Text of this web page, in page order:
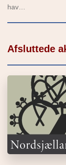
hav…
Afsluttede